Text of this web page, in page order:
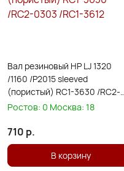
Вал резиновый HP LJ 1320
/1160 /P2015 sleeved
(пористый) RC1-3630 /RC2-
0303 /RC1-3612
Ростов: 0 Москва: 18
710 р.
В корзину